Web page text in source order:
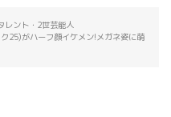
レント・2世芸能人
25)がハーフ顔イケメン!メガネ姿に萌